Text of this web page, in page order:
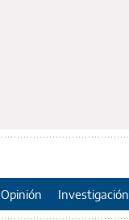
Opinión Investigación